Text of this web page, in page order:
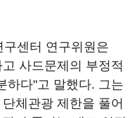
센터 연구위원은
사드문제의 부정적
하다"고 말했다. 그는
체관광 제한을 풀어